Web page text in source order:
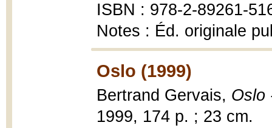
ISBN : 978-2-89261-
Notes : Éd. originale
Oslo (1999)
Bertrand Gervais, Oslo
1999, 174 p. ; 23 cm.